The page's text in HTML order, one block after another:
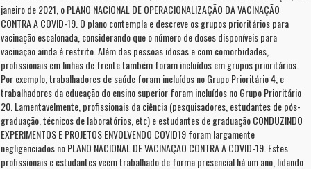
janeiro de 2021, o PLANO NACIONAL DE OPERACIONALIZAÇÃO DA VACINAÇÃO
CONTRA A COVID-19. O plano contempla e descreve os grupos prioritários para
vacinação escalonada, considerando que o número de doses disponíveis para
vacinação ainda é restrito. Além das pessoas idosas e com comorbidades,
profissionais em linhas de frente também foram incluídos em grupos prioritários.
Por exemplo, trabalhadores de saúde foram incluídos no Grupo Prioritário 4, e
trabalhadores da educação do ensino superior foram incluídos no Grupo Prioritário
20. Lamentavelmente, profissionais da ciência (pesquisadores, estudantes de pós-
graduação, técnicos de laboratórios, etc) e estudantes de graduação CONDUZINDO
EXPERIMENTOS E PROJETOS ENVOLVENDO COVID19 foram largamente
negligenciados no PLANO NACIONAL DE VACINAÇÃO CONTRA A COVID-19. Estes
profissionais e estudantes veem trabalhado de forma presencial há um ano, lidando